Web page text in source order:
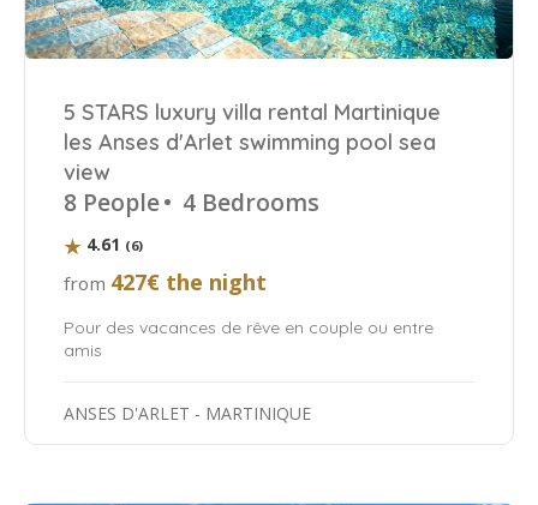
5 STARS luxury villa rental Martinique
les Anses d'Arlet swimming pool sea
view
8 People• 4 Bedrooms
4.61 (6)
from 427€ the night
Pour des vacances de rêve en couple ou entre
amis
ANSES D'ARLET - MARTINIQUE